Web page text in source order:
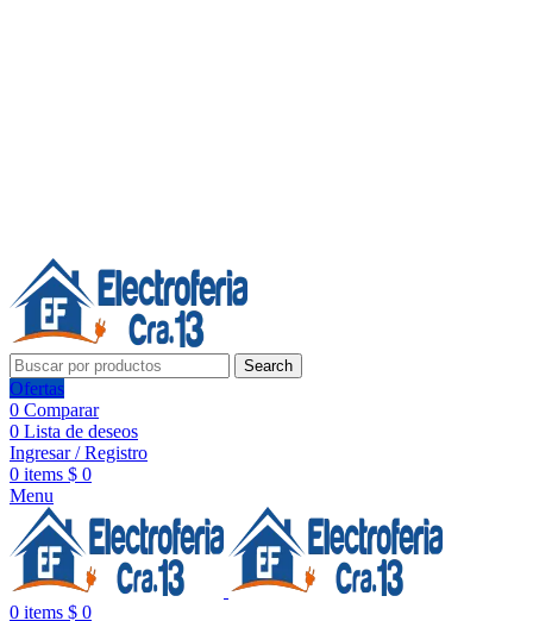
Search
Ofertas
0 Comparar
0 Lista de deseos
Ingresar / Registro
0 items $ 0
Menu
0 items $ 0